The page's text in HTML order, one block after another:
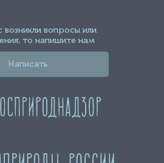
возникли вопросы или
то напишите нам
Написать